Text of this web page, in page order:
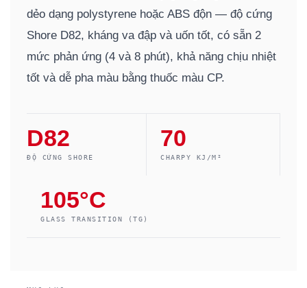
dẻo dạng polystyrene hoặc ABS độn — độ cứng
Shore D82, kháng va đập và uốn tốt, có sẵn 2
mức phản ứng (4 và 8 phút), khả năng chịu nhiệt
tốt và dễ pha màu bằng thuốc màu CP.
D82
ĐỘ CỨNG SHORE
70
CHARPY KJ/M²
105°C
GLASS TRANSITION (TG)